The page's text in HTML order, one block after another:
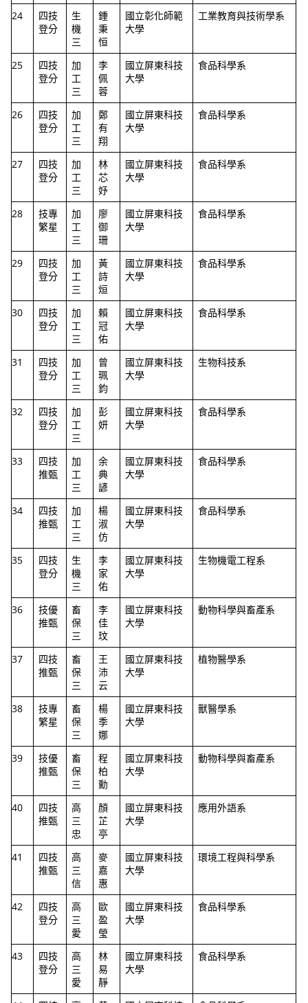
24
四技
登分
生
機
三
鍾
秉
恒
國立彰化師範
大學
工業教育與技術學系
25
四技
登分
加
工
三
李
佩
蓉
國立屏東科技
大學
食品科學系
26
四技
登分
加
工
三
鄭
有
翔
國立屏東科技
大學
食品科學系
27
四技
登分
加
工
三
林
芯
妤
國立屏東科技
大學
食品科學系
28
技專
繁星
加
工
三
廖
御
珊
國立屏東科技
大學
食品科學系
29
四技
登分
加
工
三
黃
詩
烜
國立屏東科技
大學
食品科學系
30
四技
登分
加
工
三
賴
冠
佑
國立屏東科技
大學
食品科學系
31
四技
登分
加
工
三
曾
珮
鈞
國立屏東科技
大學
生物科技系
32
四技
登分
加
工
三
彭
妍
國立屏東科技
大學
食品科學系
33
四技
推甄
加
工
三
余
典
諺
國立屏東科技
大學
食品科學系
34
四技
推甄
加
工
三
楊
淑
仿
國立屏東科技
大學
食品科學系
35
四技
登分
生
機
三
李
家
佑
國立屏東科技
大學
生物機電工程系
36
技優
推甄
畜
保
三
李
佳
玟
國立屏東科技
大學
動物科學與畜產系
37
四技
推甄
畜
保
三
王
沛
云
國立屏東科技
大學
植物醫學系
38
技專
繁星
畜
保
三
楊
季
娜
國立屏東科技
大學
獸醫學系
39
技優
推甄
畜
保
三
程
柏
勳
國立屏東科技
大學
動物科學與畜產系
40
四技
推甄
高
三
忠
顏
芷
亭
國立屏東科技
大學
應用外語系
41
四技
推甄
高
三
信
麥
嘉
惠
國立屏東科技
大學
環境工程與科學系
42
四技
登分
高
三
愛
歐
盈
瑩
國立屏東科技
大學
食品科學系
43
四技
登分
高
三
愛
林
易
靜
國立屏東科技
大學
食品科學系